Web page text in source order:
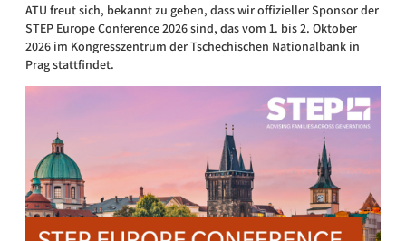
ATU freut sich, bekannt zu geben, dass wir offizieller Sponsor der
STEP Europe Conference 2026 sind, das vom 1. bis 2. Oktober
2026 im Kongresszentrum der Tschechischen Nationalbank in
Prag stattfindet.